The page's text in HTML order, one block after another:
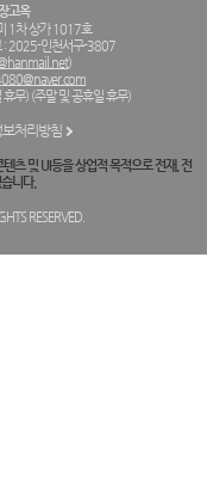
고옥
1차 상가 1017호
: 2025-인천서구-3807
)
무) (주말 및 공휴일 휴무)
보처리방침
츠 및 UI등을 상업적 목적으로 전재, 전
니다.
RESERVED.